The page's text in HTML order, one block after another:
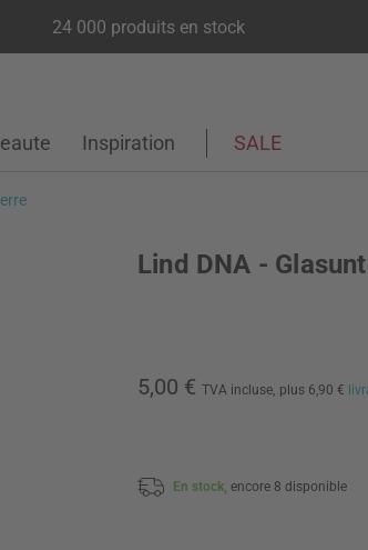
24 000 produits en stock
Inspiration SALE
Lind DNA -
5,00 € TVA incluse, plus 6,90 €
En stock, encore 8 disponible